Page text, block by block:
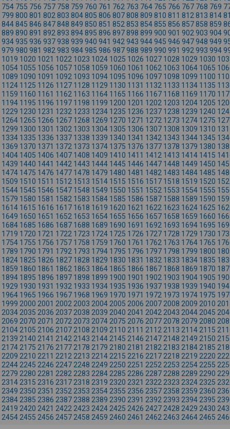
754 755 756 757 758 759 760 761 762 763 764 765 766 767 768 769
799 800 801 802 803 804805 806 807808 809 810 811 812 813 814
844845 846 847848 849 850 851 852 853 854855 856 857858 859
889 890 891 892 893 894895 896 897898 899 900 901 902 903 904
934935 936 937938 939 940 941 942 943 944945 946 947948 949
979 980 981 982 983 984985 986 987988 989 990 991 992 993 994
1019 1020 1021 1022 1023 1024 1025 1026 1027 1028 1029 1030
1054 1055 1056 1057 1058 1059 1060 1061 1062 1063 1064 1065
1089 1090 1091 1092 1093 1094 1095 1096 1097 1098 1099 1100
1124 1125 1126 1127 1128 1129 1130 1131 1132 1133 1134 1135
1159 1160 1161 1162 1163 1164 1165 1166 1167 1168 1169 1170
1194 1195 1196 1197 1198 1199 1200 1201 1202 1203 1204 1205
1229 1230 1231 1232 1233 1234 1235 1236 1237 1238 1239 1240
1264 1265 1266 1267 1268 1269 1270 1271 1272 1273 1274 1275
1299 1300 1301 1302 1303 1304 1305 1306 1307 1308 1309 1310
1334 1335 1336 1337 1338 1339 1340 1341 1342 1343 1344 1345
1369 1370 1371 1372 1373 1374 1375 1376 1377 1378 1379 1380
1404 1405 1406 1407 1408 1409 1410 1411 1412 1413 1414 1415
1439 1440 1441 1442 1443 1444 1445 1446 1447 1448 1449 1450
1474 1475 1476 1477 1478 1479 1480 1481 1482 1483 1484 1485
1509 1510 1511 1512 1513 1514 1515 1516 1517 1518 1519 1520
1544 1545 1546 1547 1548 1549 1550 1551 1552 1553 1554 1555
1579 1580 1581 1582 1583 1584 1585 1586 1587 1588 1589 1590
1614 1615 1616 1617 1618 1619 1620 1621 1622 1623 1624 1625
1649 1650 1651 1652 1653 1654 1655 1656 1657 1658 1659 1660
1684 1685 1686 1687 1688 1689 1690 1691 1692 1693 1694 1695
1719 1720 1721 1722 1723 1724 1725 1726 1727 1728 1729 1730
1754 1755 1756 1757 1758 1759 1760 1761 1762 1763 1764 1765
1789 1790 1791 1792 1793 1794 1795 1796 1797 1798 1799 1800
1824 1825 1826 1827 1828 1829 1830 1831 1832 1833 1834 1835
1859 1860 1861 1862 1863 1864 1865 1866 1867 1868 1869 1870
1894 1895 1896 1897 1898 1899 1900 1901 1902 1903 1904 1905
1929 1930 1931 1932 1933 1934 1935 1936 1937 1938 1939 1940
1964 1965 1966 1967 1968 1969 1970 1971 1972 1973 1974 1975
1999 2000 2001 2002 2003 2004 2005 2006 2007 2008 2009 2010
2034 2035 2036 2037 2038 2039 2040 2041 2042 2043 2044 2045
2069 2070 2071 2072 2073 2074 2075 2076 2077 2078 2079 2080
2104 2105 2106 2107 2108 2109 2110 2111 2112 2113 2114 2115
2139 2140 2141 2142 2143 2144 2145 2146 2147 2148 2149 2150
2174 2175 2176 2177 2178 2179 2180 2181 2182 2183 2184 2185
2209 2210 2211 2212 2213 2214 2215 2216 2217 2218 2219 2220
2244 2245 2246 2247 2248 2249 2250 2251 2252 2253 2254 2255
2279 2280 2281 2282 2283 2284 2285 2286 2287 2288 2289 2290
2314 2315 2316 2317 2318 2319 2320 2321 2322 2323 2324 2325
2349 2350 2351 2352 2353 2354 2355 2356 2357 2358 2359 2360
2384 2385 2386 2387 2388 2389 2390 2391 2392 2393 2394 2395
2419 2420 2421 2422 2423 2424 2425 2426 2427 2428 2429 2430
2454 2455 2456 2457 2458 2459 2460 2461 2462 2463 2464 2465